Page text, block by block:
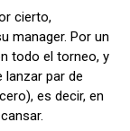
cierto,
manager. Por un
todo el torneo, y
lanzar par de
es decir, en